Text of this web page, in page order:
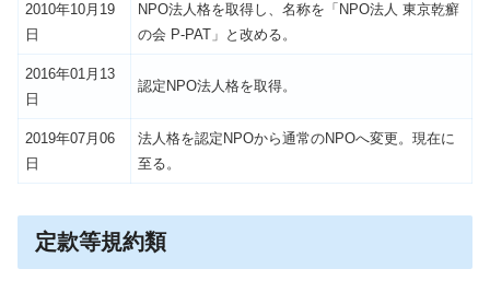
2010年10月19
日
NPO法人格を取得し、名称を「NPO法人 東京乾癬
の会 P-PAT」と改める。
2016年01月13
日
認定NPO法人格を取得。
2019年07月06
日
法人格を認定NPOから通常のNPOへ変更。現在に
至る。
定款等規約類